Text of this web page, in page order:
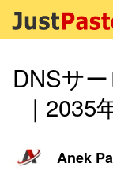
DNSサ
｜2035
Anek